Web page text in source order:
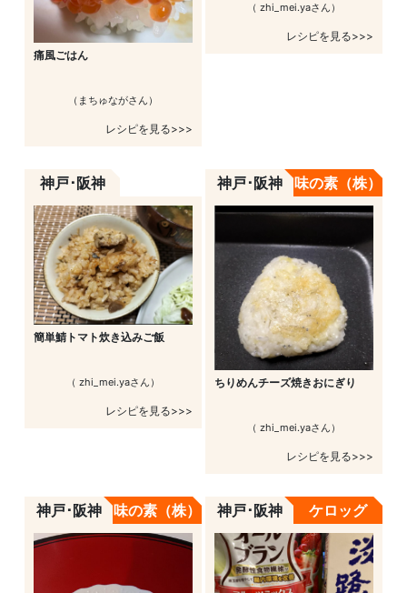
痛風ごはん
（まちゅながさん）
レシピを見る>>>
（ zhi_mei.yaさん）
レシピを見る>>>
神戸･阪神
簡単鯖トマト炊き込みご飯
（ zhi_mei.yaさん）
レシピを見る>>>
神戸･阪神 味の素（株）
ちりめんチーズ焼きおにぎり
（ zhi_mei.yaさん）
レシピを見る>>>
神戸･阪神 味の素（株） 神戸･阪神 ケロッグ